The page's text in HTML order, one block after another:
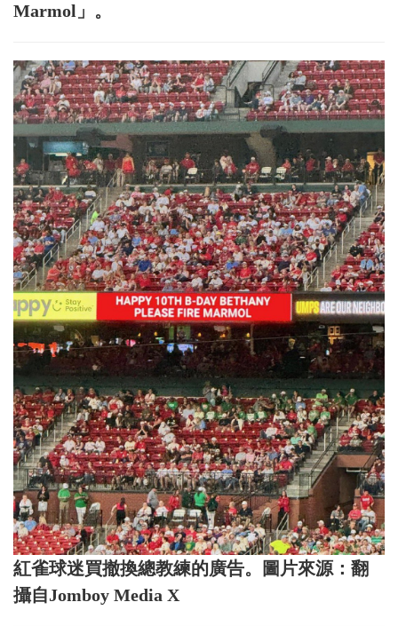
Marmol」。
紅雀球迷買撤換總教練的廣告。圖片來源：翻
攝自Jomboy Media X